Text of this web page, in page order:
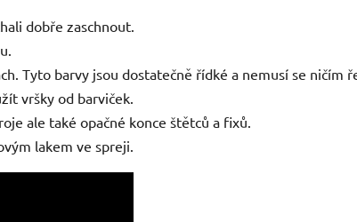
dobře zaschnout.
Tyto barvy jsou dostatečně řídké a nemusí se ničím
vršky od barviček.
ale také opačné konce štětců a fixů.
lakem ve spreji.